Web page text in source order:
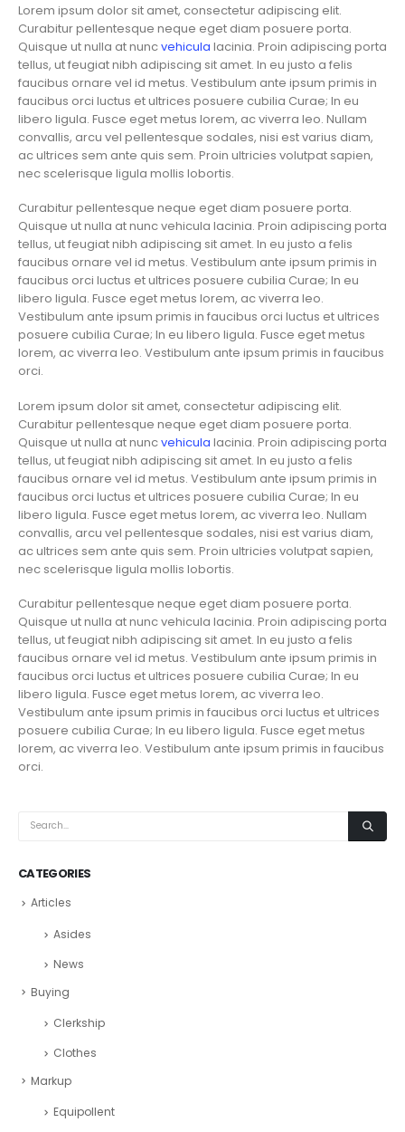
Lorem ipsum dolor sit amet, consectetur adipiscing elit.
Curabitur pellentesque neque eget diam posuere porta.
Quisque ut nulla at nuncvehicula lacinia. Proin adipiscing porta
tellus, ut feugiat nibh adipiscing sit amet. In eu justo a felis
faucibus ornare vel id metus. Vestibulum ante ipsum primis in
faucibus orci luctus et ultrices posuere cubilia Curae; In eu
libero ligula. Fusce eget metus lorem, ac viverra leo. Nullam
convallis, arcu vel pellentesque sodales, nisi est varius diam,
ac ultrices sem ante quis sem. Proin ultricies volutpat sapien,
nec scelerisque ligula mollis lobortis.
Curabitur pellentesque neque eget diam posuere porta.
Quisque ut nulla at nunc vehicula lacinia. Proin adipiscing porta
tellus, ut feugiat nibh adipiscing sit amet. In eu justo a felis
faucibus ornare vel id metus. Vestibulum ante ipsum primis in
faucibus orci luctus et ultrices posuere cubilia Curae; In eu
libero ligula. Fusce eget metus lorem, ac viverra leo.
Vestibulum ante ipsum primis in faucibus orci luctus et ultrices
posuere cubilia Curae; In eu libero ligula. Fusce eget metus
lorem, ac viverra leo. Vestibulum ante ipsum primis in faucibus
orci.
Lorem ipsum dolor sit amet, consectetur adipiscing elit.
Curabitur pellentesque neque eget diam posuere porta.
Quisque ut nulla at nuncvehicula lacinia. Proin adipiscing porta
tellus, ut feugiat nibh adipiscing sit amet. In eu justo a felis
faucibus ornare vel id metus. Vestibulum ante ipsum primis in
faucibus orci luctus et ultrices posuere cubilia Curae; In eu
libero ligula. Fusce eget metus lorem, ac viverra leo. Nullam
convallis, arcu vel pellentesque sodales, nisi est varius diam,
ac ultrices sem ante quis sem. Proin ultricies volutpat sapien,
nec scelerisque ligula mollis lobortis.
Curabitur pellentesque neque eget diam posuere porta.
Quisque ut nulla at nunc vehicula lacinia. Proin adipiscing porta
tellus, ut feugiat nibh adipiscing sit amet. In eu justo a felis
faucibus ornare vel id metus. Vestibulum ante ipsum primis in
faucibus orci luctus et ultrices posuere cubilia Curae; In eu
libero ligula. Fusce eget metus lorem, ac viverra leo.
Vestibulum ante ipsum primis in faucibus orci luctus et ultrices
posuere cubilia Curae; In eu libero ligula. Fusce eget metus
lorem, ac viverra leo. Vestibulum ante ipsum primis in faucibus
orci.
CATEGORIES
Articles
Asides
News
Buying
Clerkship
Clothes
Markup
Equipollent